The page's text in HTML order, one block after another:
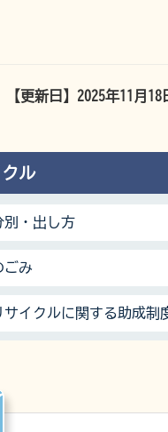
【更新日】 2025年11月18
ル
別・出し方
ごみ
サイクルに関する助成制